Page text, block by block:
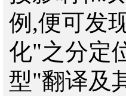
例,便可发
化"之分定
型"翻译及